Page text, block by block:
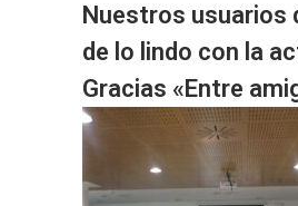
Nuestros usuarios
de lo lindo con la
Gracias «Entre